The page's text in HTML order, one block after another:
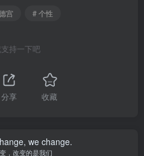
宫 # 个性
持一下吧
分享 收藏
we change.
，改变的是我们